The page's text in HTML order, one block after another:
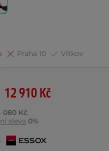
Praha 10 Vítkov
12 910 Kč
080 Kč
sleva 0%